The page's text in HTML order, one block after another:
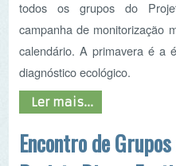
Ler mais...
Encontro de Grupos
Projeto Rios e
dos Rios 2025 animam
Lousada no Mês dos
Rios